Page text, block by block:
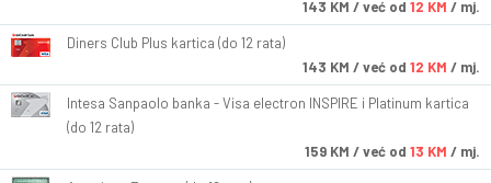
143 KM / već od 12 KM / mj.
Diners Club Plus kartica (do 12 rata)
143 KM / već od 12 KM / mj.
Intesa Sanpaolo banka - Visa electron INSPIRE i Platinum kartica
(do 12 rata)
159 KM / već od 13 KM / mj.